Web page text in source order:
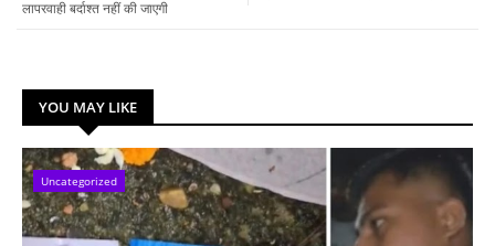
लापरवाही बर्दाश्त नहीं की जाएगी
YOU MAY LIKE
Uncategorized